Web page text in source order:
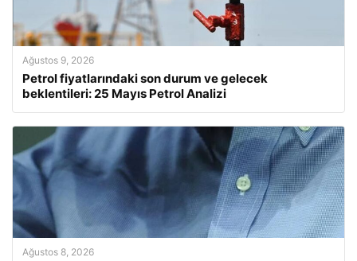
Ağustos 9, 2026
Petrol fiyatlarındaki son durum ve gelecek
beklentileri: 25 Mayıs Petrol Analizi
Ağustos 8, 2026